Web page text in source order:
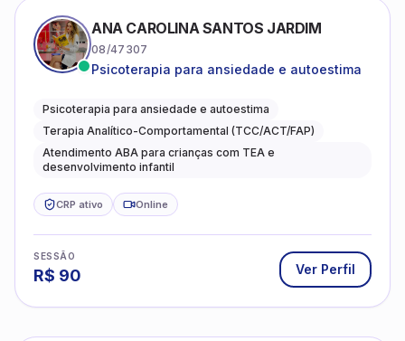
ANA CAROLINA SANTOS JARDIM
08/47307
Psicoterapia para ansiedade e autoestima
Psicoterapia para ansiedade e autoestima
Terapia Analítico-Comportamental (TCC/ACT/FAP)
Atendimento ABA para crianças com TEA e
desenvolvimento infantil
CRP ativo Online
SESSÃO
R$ 90 Ver Perfil